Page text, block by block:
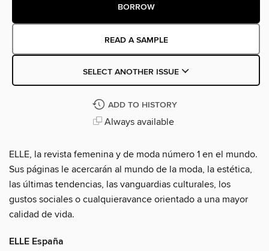
BORROW
READ A SAMPLE
SELECT ANOTHER ISSUE
ADD TO HISTORY
Always available
ELLE, la revista femenina y de moda número 1 en el mundo.
Sus páginas le acercarán al mundo de la moda, la estética,
las últimas tendencias, las vanguardias culturales, los
gustos sociales o cualquieravance orientado a una mayor
calidad de vida.
ELLE España